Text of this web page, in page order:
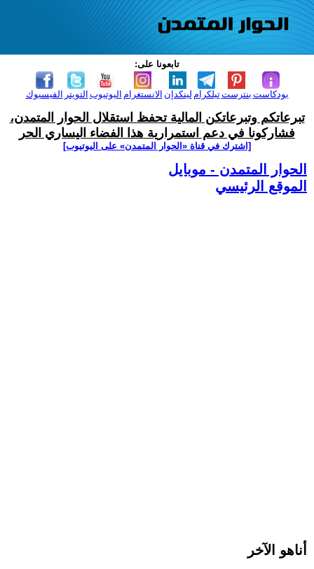
تابعونا على:
الفيسبوك التويتر اليوتيوب الانستغرام لينكدإن تيلكرامبنترست بودكاست
تبرعاتكم وتبرعاتكن المالية تحفظ استقلال الحوار المتمدن،
فشاركونا في دعم استمرارية هذا الفضاء اليساري الحر
[اشترك في قناة ‫«الحوار المتمدن» على اليوتيوب]
الحوار المتمدن - موبايل
الموقع الرئيسي
أناهو الآخر